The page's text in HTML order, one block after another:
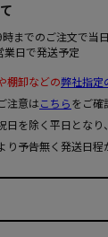
時までのご注文で当
業日で発送予定
棚卸などの弊社指定
注意はこちらをご確
を除く平日となり
予告無く発送日程